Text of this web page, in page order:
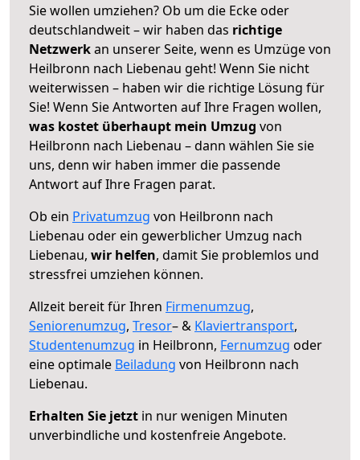
Sie wollen umziehen? Ob um die Ecke oder
deutschlandweit – wir haben das richtige
Netzwerkan unserer Seite, wenn es Umzüge von
Heilbronn nach Liebenau geht! Wenn Sie nicht
weiterwissen – haben wir die richtige Lösung für
Sie! Wenn Sie Antworten auf Ihre Fragen wollen,
was kostet überhaupt mein Umzug von
Heilbronn nach Liebenau – dann wählen Sie sie
uns, denn wir haben immer die passende
Antwort auf Ihre Fragen parat.
Ob ein Privatumzug von Heilbronn nach
Liebenau oder ein gewerblicher Umzug nach
Liebenau, wir helfen, damit Sie problemlos und
stressfrei umziehen können.
Allzeit bereit für Ihren Firmenumzug,
Seniorenumzug, Tresor– & Klaviertransport,
Studentenumzug in Heilbronn, Fernumzug oder
eine optimale Beiladung von Heilbronn nach
Liebenau.
Erhalten Sie jetzt in nur wenigen Minuten
unverbindliche und kostenfreie Angebote.